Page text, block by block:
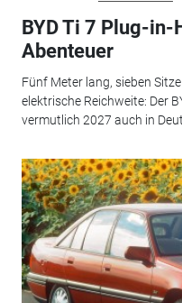
BYD Ti 7 Plug-in-
Abenteuer
Fünf Meter lang, sieben
elektrische Reichweite: Der
vermutlich 2027 auch in